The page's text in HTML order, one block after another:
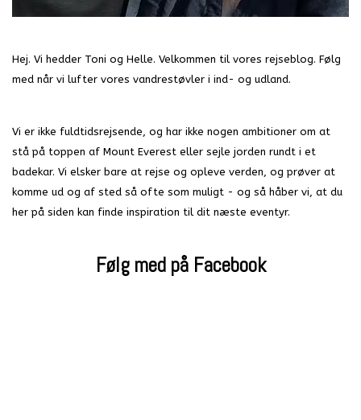
Hej. Vi hedder Toni og Helle. Velkommen til vores rejseblog. Følg
med når vi lufter vores vandrestøvler i ind- og udland.
Vi er ikke fuldtidsrejsende, og har ikke nogen ambitioner om at
stå på toppen af Mount Everest eller sejle jorden rundt i et
badekar. Vi elsker bare at rejse og opleve verden, og prøver at
komme ud og af sted så ofte som muligt - og så håber vi, at du
her på siden kan finde inspiration til dit næste eventyr.
Følg med på Facebook